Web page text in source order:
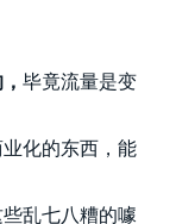
毕竟流量是变
化的东西，能
乱七八糟的噱